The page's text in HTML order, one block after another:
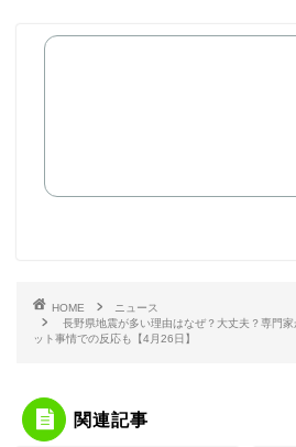
HOME
ニュース
長野県地震が多い理由はなぜ？大丈夫？専門
ット事情での反応も【4月26日】
関連記事